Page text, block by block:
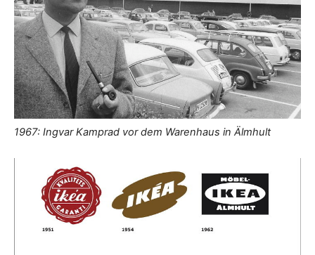
1967: Ingvar Kamprad vor dem Warenhaus in Älmhult